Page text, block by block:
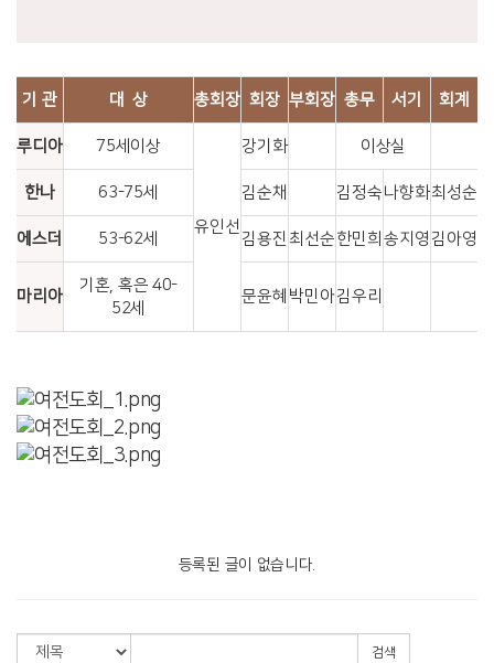
기 관 대 상 총회장 회장 부회장 총무 서기 회계
루디아 75세이상
유인선
강기화 이상실
한나 63-75세 김순채 김정숙나향화최성순
에스더 53-62세 김용진 최선순한민희 송지영 김아영
마리아
기혼, 혹은 40-
52세
문윤혜 박민아김우리
등록된 글이 없습니다.
검색